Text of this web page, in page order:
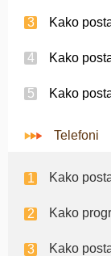
Kako
Kako
Kako
Telefoni
Kako
Kako
Kako